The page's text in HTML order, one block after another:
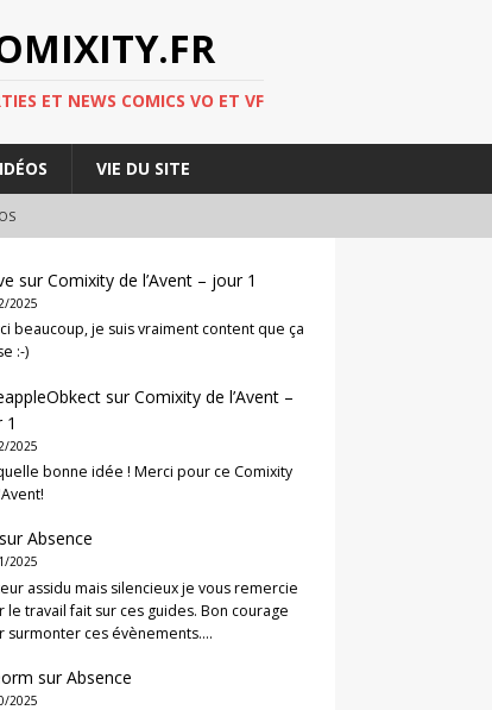
ET NEWS COMICS VO ET VF
VIE DU SITE
surComixity de l’Avent – jour 1
2025
beaucoup, je suis vraiment content que ça
:-)
surComixity de l’Avent –
1
2025
bonne idée ! Merci pour ce Comixity
surAbsence
2025
assidu mais silencieux je vous remercie
le travail fait sur ces guides. Bon courage
surmonter ces évènements.…
surAbsence
2025